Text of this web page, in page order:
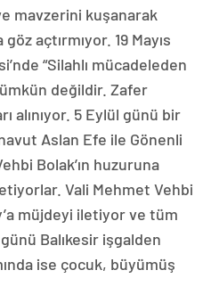
mavzerini kuşanarak
açtırmıyor. 19 Mayıs
“Silahlı mücadeleden
değildir. Zafer
alınıyor. 5 Eylül günü bir
Aslan Efe ile Gönenli
Bolak’ın huzuruna
Vali Mehmet Vehbi
müjdeyi iletiyor ve tüm
Balıkesir işgalden
ise çocuk, büyümüş